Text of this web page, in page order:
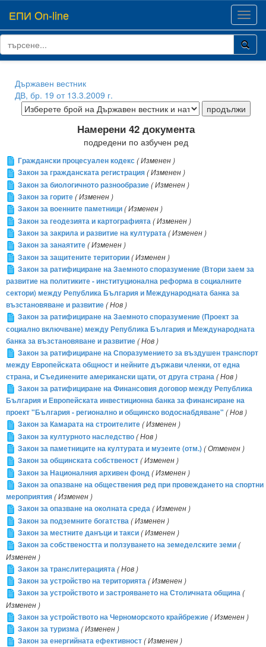
ЕПИ On-line
Държавен вестник
ДВ, бр. 19 от 13.3.2009 г.
Намерени 42 документа
подредени по азбучен ред
Граждански процесуален кодекс( Изменен )
Закон за гражданската регистрация( Изменен )
Закон за биологичното разнообразие( Изменен )
Закон за горите( Изменен )
Закон за военните паметници( Изменен )
Закон за геодезията и картографията( Изменен )
Закон за закрила и развитие на културата( Изменен )
Закон за занаятите( Изменен )
Закон за защитените територии( Изменен )
Закон за ратифициране на Заемното споразумение (Втори заем за
развитие на политиките - институционална реформа в социалните
сектори) между Република България и Международната банка за
възстановяване и развитие( Нов )
Закон за ратифициране на Заемното споразумение (Проект за
социално включване) между Република България и Международната
банка за възстановяване и развитие( Нов )
Закон за ратифициране на Споразумението за въздушен транспорт
между Европейската общност и нейните държави членки, от една
страна, и Съединените американски щати, от друга страна( Нов )
Закон за ратифициране на Финансовия договор между Република
България и Европейската инвестиционна банка за финансиране на
проект "България - регионално и общинско водоснабдяване" ( Нов )
Закон за Камарата на строителите( Изменен )
Закон за културното наследство( Нов )
Закон за паметниците на културата и музеите (отм.)( Отменен )
Закон за общинската собственост( Изменен )
Закон за Националния архивен фонд( Изменен )
Закон за опазване на обществения ред при провеждането на спортни
мероприятия( Изменен )
Закон за опазване на околната среда( Изменен )
Закон за подземните богатства( Изменен )
Закон за местните данъци и такси( Изменен )
Закон за собствеността и ползуването на земеделските земи(
Изменен )
Закон за транслитерацията( Нов )
Закон за устройство на територията( Изменен )
Закон за устройството и застрояването на Столичната община(
Изменен )
Закон за устройството на Черноморското крайбрежие( Изменен )
Закон за туризма( Изменен )
Закон за енергийната ефективност( Изменен )